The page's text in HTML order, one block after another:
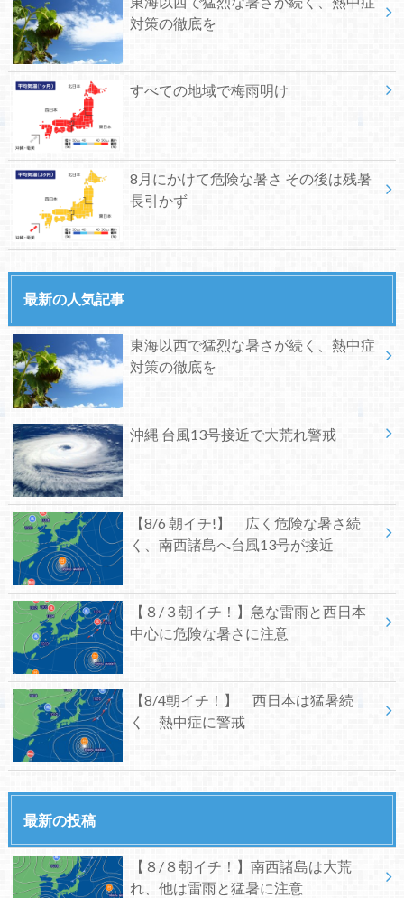
対策の徹底を
すべての地域で梅雨明け
8月にかけて危険な暑さ その後は残暑
長引かず
最新の人気記事
東海以西で猛烈な暑さが続く、熱中症
対策の徹底を
沖縄 台風13号接近で大荒れ警戒
【8/6 朝イチ!】 広く危険な暑さ続
く、南西諸島へ台風13号が接近
【８/３朝イチ！】急な雷雨と西日本
中心に危険な暑さに注意
【8/4朝イチ！】 西日本は猛暑続
く 熱中症に警戒
最新の投稿
【８/８朝イチ！】南西諸島は大荒
れ、他は雷雨と猛暑に注意